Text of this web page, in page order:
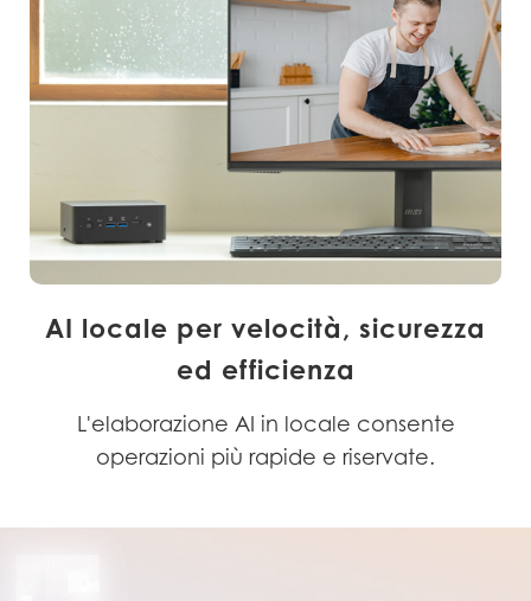
AI locale per velocità, sicurezza
ed efficienza
L'elaborazione AI in locale consente
operazioni più rapide e riservate.